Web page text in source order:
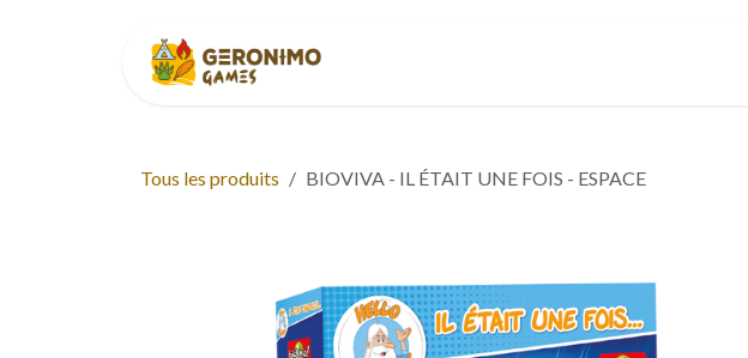
Tous les produits BIOVIVA - IL ÉTAIT UNE FOIS - ESPACE